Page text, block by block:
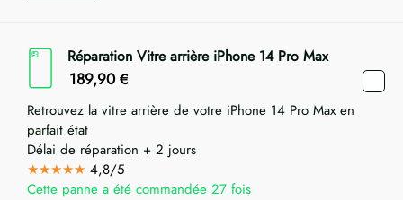
Réparation Vitre arrière iPhone 14 Pro Max
189,90 €
Retrouvez la vitre arrière de votre iPhone 14 Pro Max en
parfait état
Délai de réparation + 2 jours
★★★★★ 4,8/5
Cette panne a été commandée 27 fois